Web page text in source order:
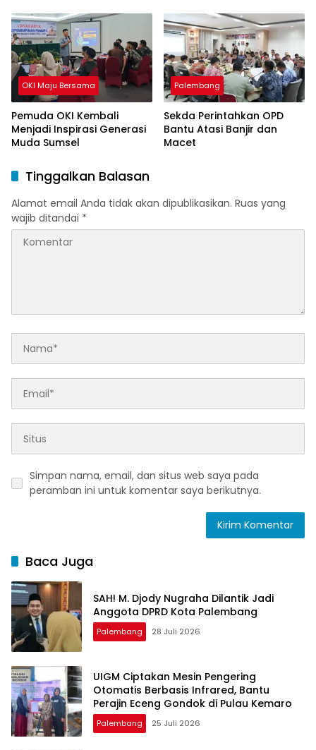
OKI Maju Bersama
Pemuda OKI Kembali
Menjadi Inspirasi Generasi
Muda Sumsel
Palembang
Sekda Perintahkan OPD
Bantu Atasi Banjir dan
Macet
Tinggalkan Balasan
Alamat email Anda tidak akan dipublikasikan. Ruas yang
wajib ditandai *
Simpan nama, email, dan situs web saya pada
peramban ini untuk komentar saya berikutnya.
Baca Juga
SAH! M. Djody Nugraha Dilantik Jadi
Anggota DPRD Kota Palembang
Palembang 28 Juli 2026
UIGM Ciptakan Mesin Pengering
Otomatis Berbasis Infrared, Bantu
Perajin Eceng Gondok di Pulau Kemaro
Palembang 25 Juli 2026